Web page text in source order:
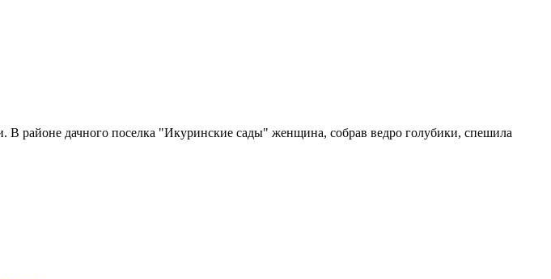
В районе дачного поселка "Икуринские сады" женщина, собрав ведро голубики, спешила